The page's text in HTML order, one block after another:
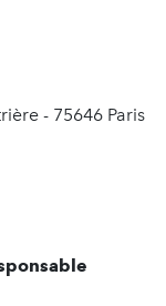
- 75646 Paris